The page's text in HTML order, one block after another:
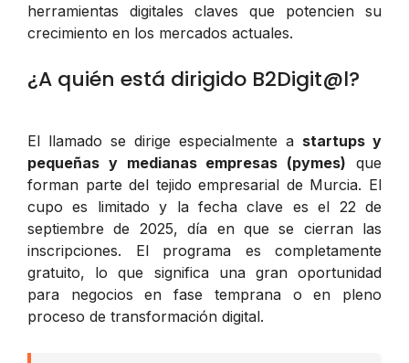
herramientas digitales claves que potencien su
crecimiento en los mercados actuales.
¿A quién está dirigido B2Digit@l?
El llamado se dirige especialmente a startups y
pequeñas y medianas empresas (pymes) que
forman parte del tejido empresarial de Murcia. El
cupo es limitado y la fecha clave es el 22 de
septiembre de 2025, día en que se cierran las
inscripciones. El programa es completamente
gratuito, lo que significa una gran oportunidad
para negocios en fase temprana o en pleno
proceso de transformación digital.